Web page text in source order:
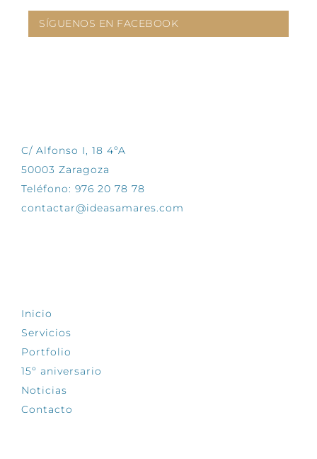
SÍGUENOS EN FACEBOOK
C/ Alfonso I, 18 4ºA
50003 Zaragoza
Teléfono: 976 20 78 78
contactar@ideasamares.com
Inicio
Servicios
Portfolio
15º aniversario
Noticias
Contacto